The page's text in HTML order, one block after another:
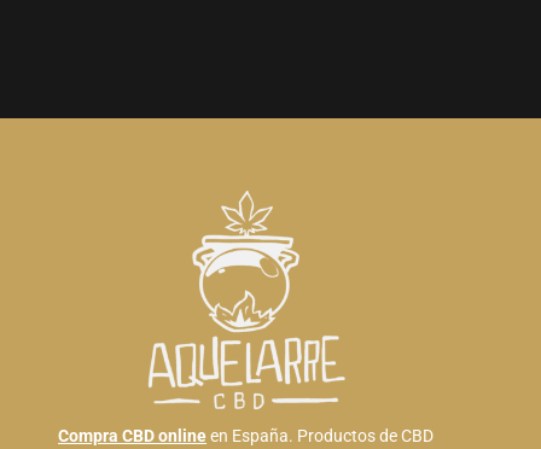
Compra CBD onlineen España. Productos de CBD